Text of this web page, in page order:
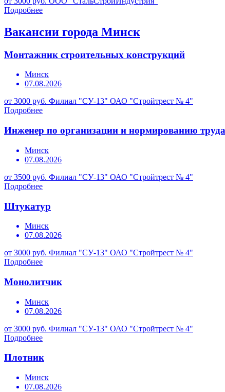
Подробнее
Вакансии города Минск
Монтажник строительных конструкций
Минск
07.08.2026
от 3000 руб. Филиал "СУ-13" ОАО "Стройтрест № 4"
Подробнее
Инженер по организации и нормированию труда
Минск
07.08.2026
от 3500 руб. Филиал "СУ-13" ОАО "Стройтрест № 4"
Подробнее
Штукатур
Минск
07.08.2026
от 3000 руб. Филиал "СУ-13" ОАО "Стройтрест № 4"
Подробнее
Монолитчик
Минск
07.08.2026
от 3000 руб. Филиал "СУ-13" ОАО "Стройтрест № 4"
Подробнее
Плотник
Минск
07.08.2026